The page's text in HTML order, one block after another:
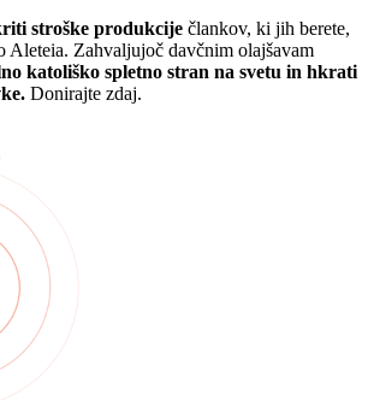
stroške produkcije člankov, ki jih berete,
Aleteia. Zahvaljujoč davčnim olajšavam
katoliško spletno stran na svetu in hkrati
Donirajte zdaj.